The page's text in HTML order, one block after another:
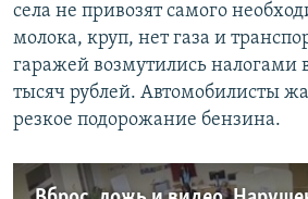
села не привозят самого
молока, круп, нет газа и
гаражей возмутились налогами
тысяч рублей. Автомобилисты
резкое подорожание бензина.